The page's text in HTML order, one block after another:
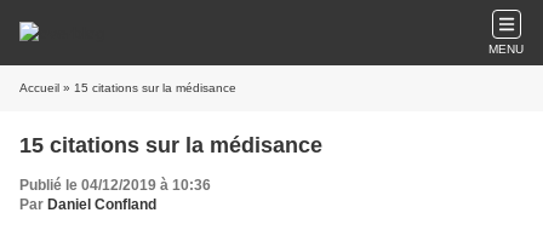
MENU
Accueil » 15 citations sur la médisance
15 citations sur la médisance
Publié le 04/12/2019 à 10:36
Par Daniel Confland